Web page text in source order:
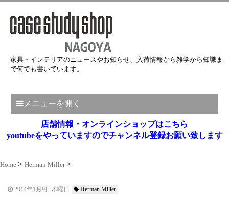
家具・インテリアのニュースやお知らせ、入荷情報から雑学から知識ま
で何でも書いています。
メニューを開く
店舗情報・オンラインショップはこちら
youtubeをやっていますのでチャンネル登録お願い致します
Home Herman Miller
2014年1月9日木曜日 Herman Miller